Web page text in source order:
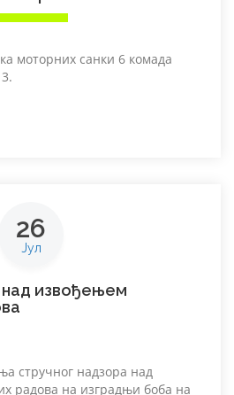
моторних санки 6 комада
26
Јул
извођењем
стручног надзора над
радова на изградњи боба на